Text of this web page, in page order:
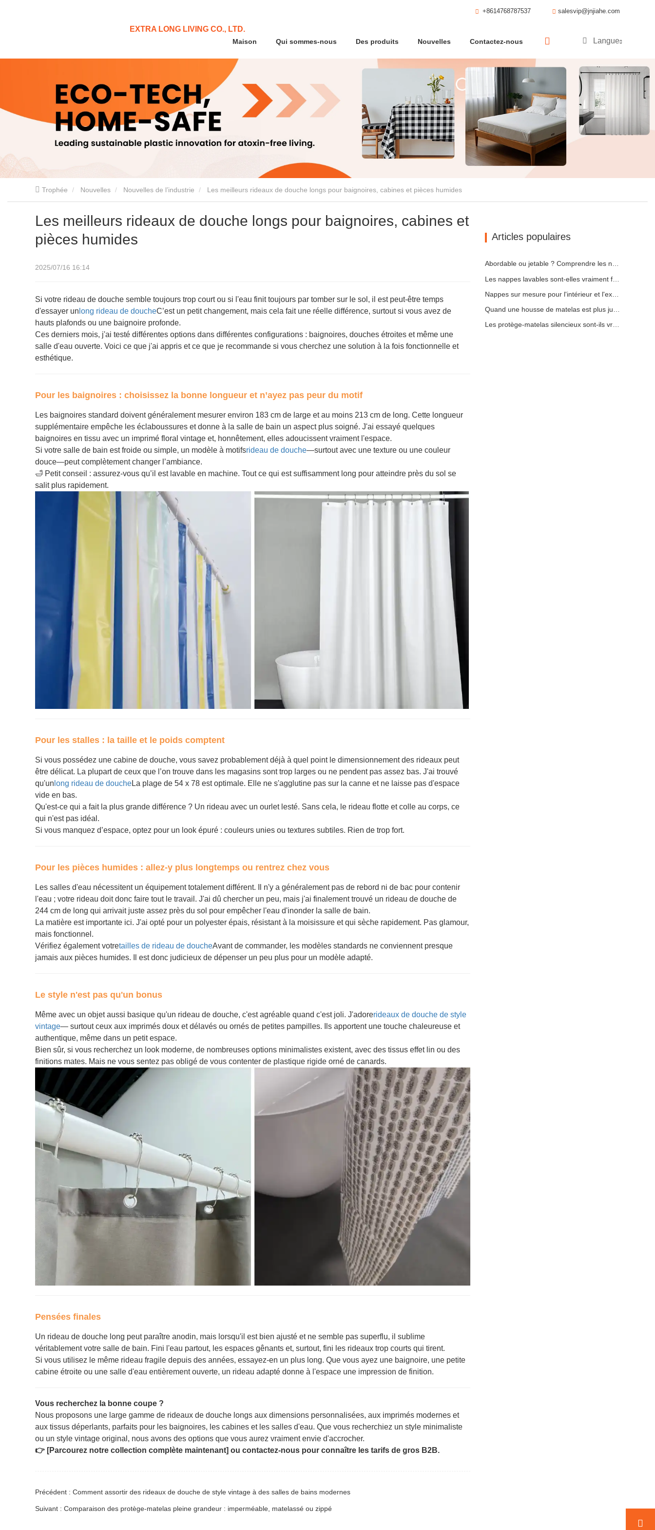
EXTRA LONG LIVING CO., LTD.
Maison Qui sommes-nous Des produits Nouvelles Contactez-nous
+8614768787537 salesvip@jnjiahe.com
Langue
Trophée Nouvelles Nouvelles de l’industrie Les meilleurs rideaux de douche longs pour baignoires, cabines et pièces humides
Les meilleurs rideaux de douche longs pour baignoires, cabines et
pièces humides
2025/07/16 16:14
Si votre rideau de douche semble toujours trop court ou si l'eau finit toujours par tomber sur le sol, il est peut-être temps
d'essayer un long rideau de doucheC’est un petit changement, mais cela fait une réelle différence, surtout si vous avez de
hauts plafonds ou une baignoire profonde.
Ces derniers mois, j'ai testé différentes options dans différentes configurations : baignoires, douches étroites et même une
salle d'eau ouverte. Voici ce que j'ai appris et ce que je recommande si vous cherchez une solution à la fois fonctionnelle et
esthétique.
Pour les baignoires : choisissez la bonne longueur et n’ayez pas peur du motif
Les baignoires standard doivent généralement mesurer environ 183 cm de large et au moins 213 cm de long. Cette longueur
supplémentaire empêche les éclaboussures et donne à la salle de bain un aspect plus soigné. J'ai essayé quelques
baignoires en tissu avec un imprimé floral vintage et, honnêtement, elles adoucissent vraiment l'espace.
Si votre salle de bain est froide ou simple, un modèle à motifsrideau de douche—surtout avec une texture ou une couleur
douce—peut complètement changer l’ambiance.
🛁 Petit conseil : assurez-vous qu’il est lavable en machine. Tout ce qui est suffisamment long pour atteindre près du sol se
salit plus rapidement.
Pour les stalles : la taille et le poids comptent
Si vous possédez une cabine de douche, vous savez probablement déjà à quel point le dimensionnement des rideaux peut
être délicat. La plupart de ceux que l’on trouve dans les magasins sont trop larges ou ne pendent pas assez bas. J'ai trouvé
qu'un long rideau de doucheLa plage de 54 x 78 est optimale. Elle ne s'agglutine pas sur la canne et ne laisse pas d'espace
vide en bas.
Qu'est-ce qui a fait la plus grande différence ? Un rideau avec un ourlet lesté. Sans cela, le rideau flotte et colle au corps, ce
qui n'est pas idéal.
Si vous manquez d’espace, optez pour un look épuré : couleurs unies ou textures subtiles. Rien de trop fort.
Pour les pièces humides : allez-y plus longtemps ou rentrez chez vous
Les salles d'eau nécessitent un équipement totalement différent. Il n'y a généralement pas de rebord ni de bac pour contenir
l'eau ; votre rideau doit donc faire tout le travail. J'ai dû chercher un peu, mais j'ai finalement trouvé un rideau de douche de
244 cm de long qui arrivait juste assez près du sol pour empêcher l'eau d'inonder la salle de bain.
La matière est importante ici. J'ai opté pour un polyester épais, résistant à la moisissure et qui sèche rapidement. Pas glamour,
mais fonctionnel.
Vérifiez également votretailles de rideau de doucheAvant de commander, les modèles standards ne conviennent presque
jamais aux pièces humides. Il est donc judicieux de dépenser un peu plus pour un modèle adapté.
Le style n'est pas qu'un bonus
Même avec un objet aussi basique qu'un rideau de douche, c'est agréable quand c'est joli. J'adorerideaux de douche de style
vintage— surtout ceux aux imprimés doux et délavés ou ornés de petites pampilles. Ils apportent une touche chaleureuse et
authentique, même dans un petit espace.
Bien sûr, si vous recherchez un look moderne, de nombreuses options minimalistes existent, avec des tissus effet lin ou des
finitions mates. Mais ne vous sentez pas obligé de vous contenter de plastique rigide orné de canards.
Pensées finales
Un rideau de douche long peut paraître anodin, mais lorsqu'il est bien ajusté et ne semble pas superflu, il sublime
véritablement votre salle de bain. Fini l'eau partout, les espaces gênants et, surtout, fini les rideaux trop courts qui tirent.
Si vous utilisez le même rideau fragile depuis des années, essayez-en un plus long. Que vous ayez une baignoire, une petite
cabine étroite ou une salle d'eau entièrement ouverte, un rideau adapté donne à l'espace une impression de finition.
Vous recherchez la bonne coupe ?
Nous proposons une large gamme de rideaux de douche longs aux dimensions personnalisées, aux imprimés modernes et
aux tissus déperlants, parfaits pour les baignoires, les cabines et les salles d'eau. Que vous recherchiez un style minimaliste
ou un style vintage original, nous avons des options que vous aurez vraiment envie d'accrocher.
👉 [Parcourez notre collection complète maintenant] ou contactez-nous pour connaître les tarifs de gros B2B.
Précédent : Comment assortir des rideaux de douche de style vintage à des salles de bains modernes
Suivant : Comparaison des protège-matelas pleine grandeur : imperméable, matelassé ou zippé
Articles populaires
Abordable ou jetable ? Comprendre les nappes à prix réduit
Les nappes lavables sont-elles vraiment faciles d'entretien ? À quoi s'attendre ?
Nappes sur mesure pour l'intérieur et l'extérieur : points à prendre en compte
Les protège-matelas silencieux sont-ils vraiment silencieux ? Voici la vérité